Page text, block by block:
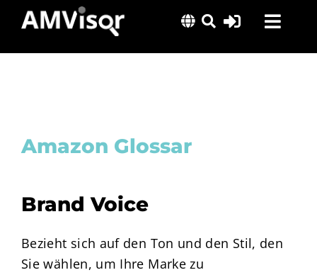
content
Lösungen
Über uns
Amazon Glossar
Brand Voice
Bezieht sich auf den Ton und den Stil, den
Sie wählen, um Ihre Marke zu